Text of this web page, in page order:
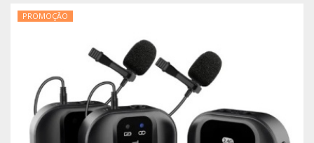
PROMOÇÃO